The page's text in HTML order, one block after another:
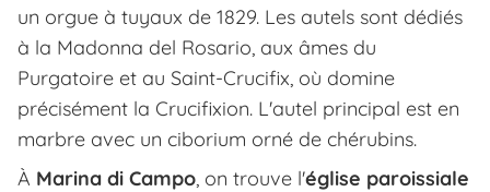
un orgue à tuyaux de 1829. Les autels sont dédiés
à la Madonna del Rosario, aux âmes du
Purgatoire et au Saint-Crucifix, où domine
précisément la Crucifixion. L'autel principal est en
marbre avec un ciborium orné de chérubins.
À Marina di Campo, on trouve l'église paroissiale